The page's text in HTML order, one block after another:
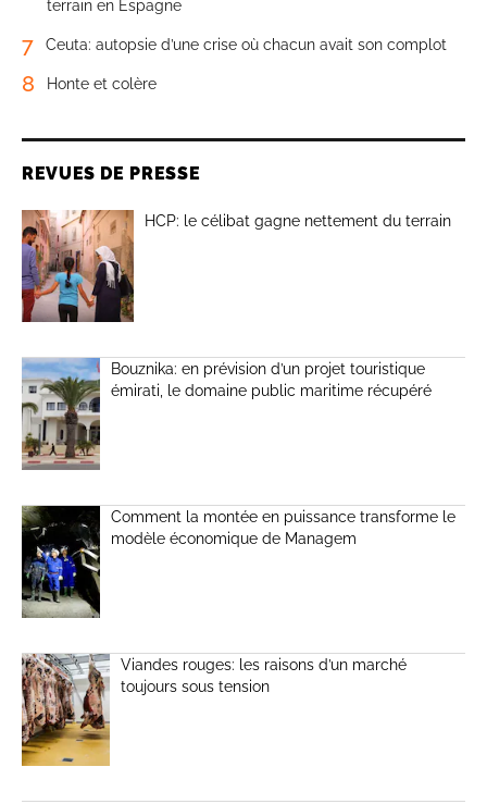
terrain en Espagne
7 Ceuta: autopsie d’une crise où chacun avait son complot
8 Honte et colère
REVUES DE PRESSE
HCP: le célibat gagne nettement du terrain
Bouznika: en prévision d’un projet touristique
émirati, le domaine public maritime récupéré
Comment la montée en puissance transforme le
modèle économique de Managem
Viandes rouges: les raisons d’un marché
toujours sous tension